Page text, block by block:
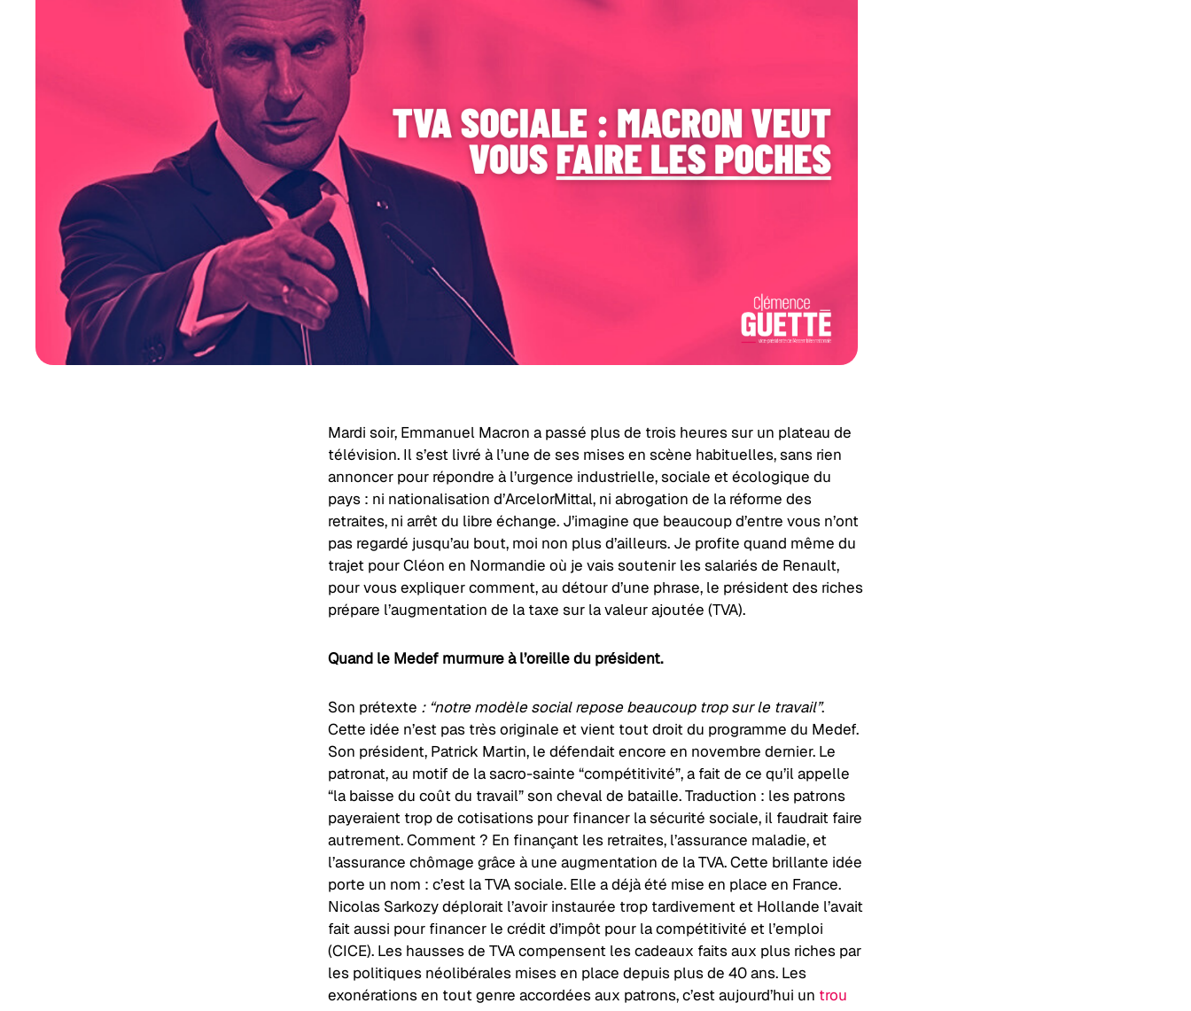
Mardi soir, Emmanuel Macron a passé plus de trois heures sur un plateau de
télévision. Il s’est livré à l’une de ses mises en scène habituelles, sans rien
annoncer pour répondre à l’urgence industrielle, sociale et écologique du
pays : ni nationalisation d’ArcelorMittal, ni abrogation de la réforme des
retraites, ni arrêt du libre échange. J’imagine que beaucoup d’entre vous n’ont
pas regardé jusqu’au bout, moi non plus d’ailleurs. Je profite quand même du
trajet pour Cléon en Normandie où je vais soutenir les salariés de Renault,
pour vous expliquer comment, au détour d’une phrase, le président des riches
prépare l’augmentation de la taxe sur la valeur ajoutée (TVA).
Quand le Medef murmure à l’oreille du président.
Son prétexte : “notre modèle social repose beaucoup trop sur le travail”.
Cette idée n’est pas très originale et vient tout droit du programme du Medef.
Son président, Patrick Martin, le défendait encore en novembre dernier. Le
patronat, au motif de la sacro-sainte “compétitivité”, a fait de ce qu’il appelle
“la baisse du coût du travail” son cheval de bataille. Traduction : les patrons
payeraient trop de cotisations pour financer la sécurité sociale, il faudrait faire
autrement. Comment ? En finançant les retraites, l’assurance maladie, et
l’assurance chômage grâce à une augmentation de la TVA. Cette brillante idée
porte un nom : c’est la TVA sociale. Elle a déjà été mise en place en France.
Nicolas Sarkozy déplorait l’avoir instaurée trop tardivement et Hollande l’avait
fait aussi pour financer le crédit d’impôt pour la compétitivité et l’emploi
(CICE). Les hausses de TVA compensent les cadeaux faits aux plus riches par
les politiques néolibérales mises en place depuis plus de 40 ans. Les
exonérations en tout genre accordées aux patrons, c’est aujourd’hui un trou